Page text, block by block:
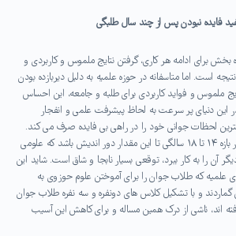
فایده نبودن پس از چند سال طلبگی
بخش برای ادامه هر کاری، گرفتن نتایج ملموس و کاربردی و
است. اما متاسفانه در حوزه علمیه به دلیل دیربازده بودن
ملموس و فواید کاربردی برای طلبه و جامعه، این احساس
این دنیای پر سرعت به لحاظ پیشرفت علمی و انفجار
لحظات جوانی خود را در راهی بی فایده صرف می کند.
این توقع نیز که یک جوان، در بازه ۱۴ تا ۱۸ سالگی تا این مقدار دور اندیش باشد که علومی
بیاموزد، تا ۱۵ سال دیگر آن را به کار ببرد، توقعی بسیار نابجا و شاق است. شاید این
که طلاب جوان را برای آموختن علوم حوزوی به
و با تشکیل کلاس های دونفره و سه نفره طلاب جوان
اند، ناشی از درک همین مساله و برای کاهش این آسیب